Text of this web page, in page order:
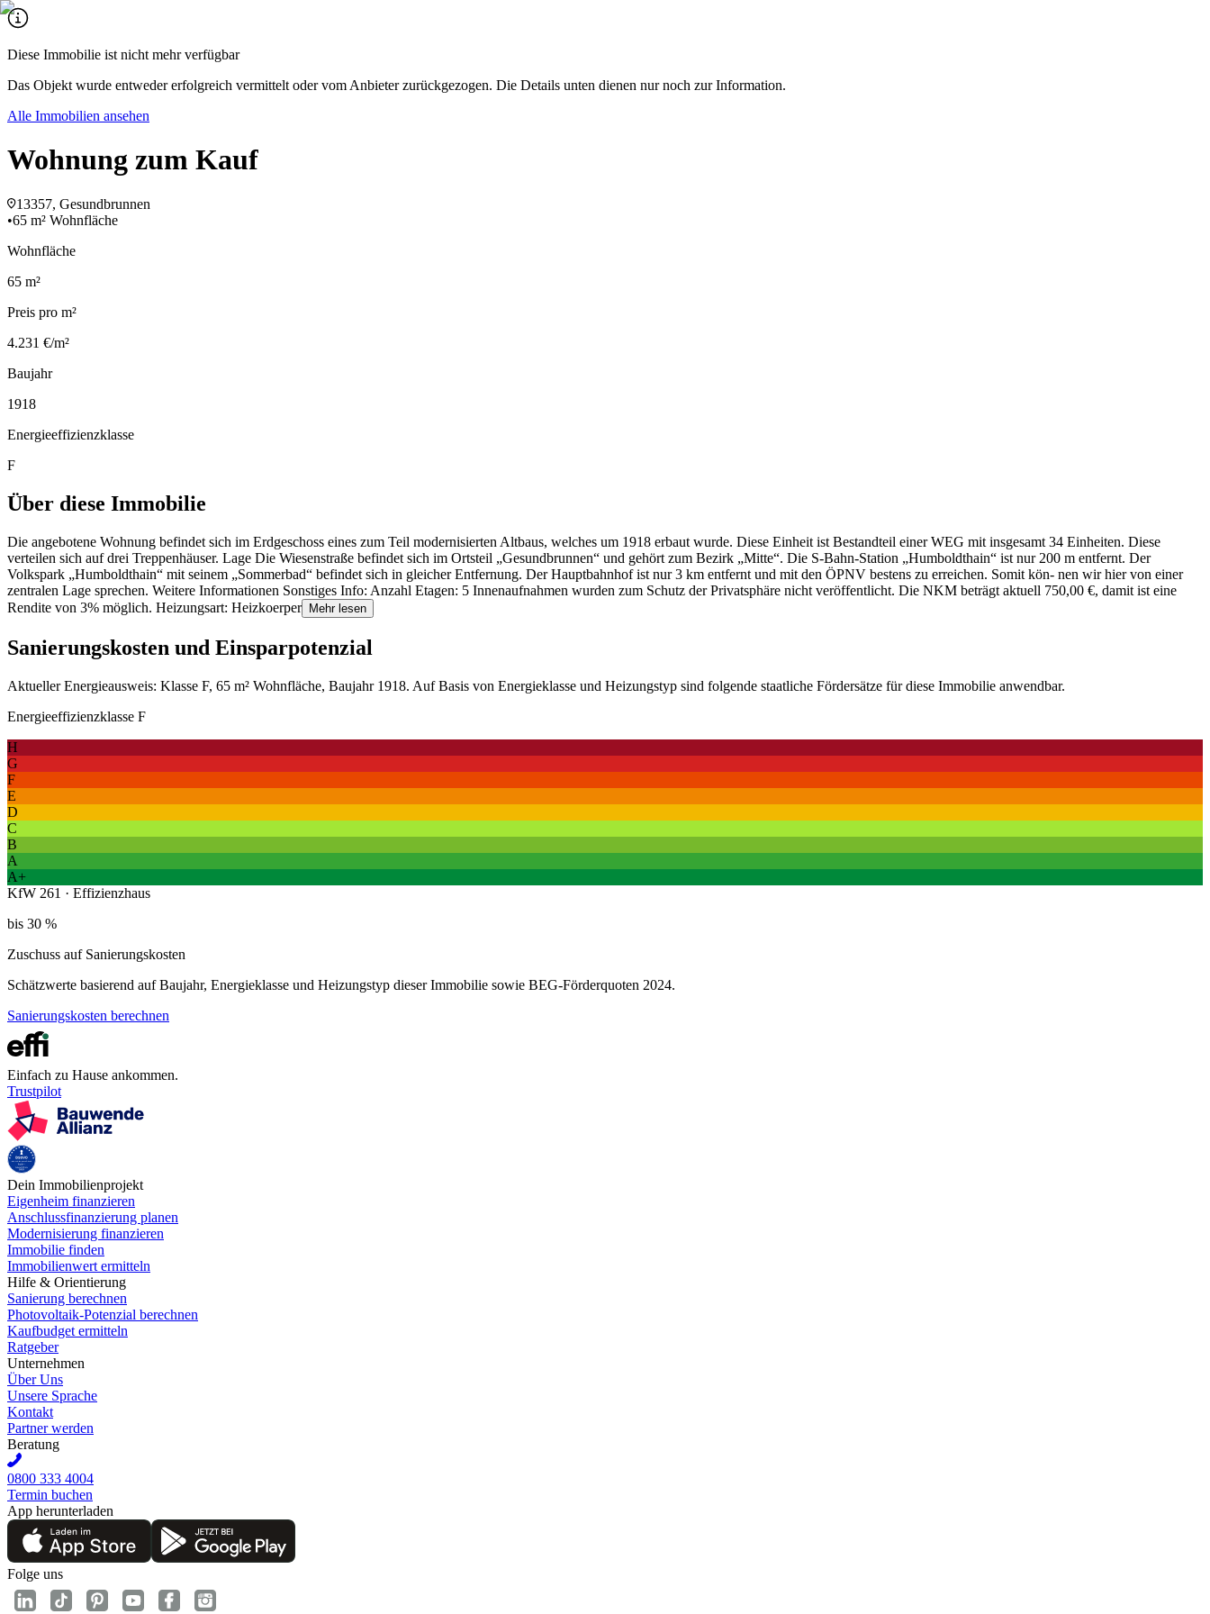
Diese Immobilie ist nicht mehr verfügbar
Das Objekt wurde entweder erfolgreich vermittelt oder vom Anbieter zurückgezogen. Die Details unten dienen nur noch zur Information.
Alle Immobilien ansehen
Wohnung zum Kauf
13357, Gesundbrunnen
•65 m² Wohnfläche
Wohnfläche
65 m²
Preis pro m²
4.231 €/m²
Baujahr
1918
Energieeffizienzklasse
F
Über diese Immobilie
Die angebotene Wohnung befindet sich im Erdgeschoss eines zum Teil modernisierten Altbaus, welches um 1918 erbaut wurde. Diese Einheit ist Bestandteil einer WEG mit insgesamt 34 Einheiten. Diese
verteilen sich auf drei Treppenhäuser. Lage Die Wiesenstraße befindet sich im Ortsteil „Gesundbrunnen“ und gehört zum Bezirk „Mitte“. Die S-Bahn-Station „Humboldthain“ ist nur 200 m entfernt. Der
Volkspark „Humboldthain“ mit seinem „Sommerbad“ befindet sich in gleicher Entfernung. Der Hauptbahnhof ist nur 3 km entfernt und mit den ÖPNV bestens zu erreichen. Somit kön- nen wir hier von einer
zentralen Lage sprechen. Weitere Informationen Sonstiges Info: Anzahl Etagen: 5 Innenaufnahmen wurden zum Schutz der Privatsphäre nicht veröffentlicht. Die NKM beträgt aktuell 750,00 €, damit ist eine
Rendite von 3% möglich. Heizungsart: Heizkoerper Mehr lesen
Sanierungskosten und Einsparpotenzial
Aktueller Energieausweis: Klasse F, 65 m² Wohnfläche, Baujahr 1918. Auf Basis von Energieklasse und Heizungstyp sind folgende staatliche Fördersätze für diese Immobilie anwendbar.
Energieeffizienzklasse F
H
G
F
E
D
C
B
A
A+
KfW 261 · Effizienzhaus
bis 30 %
Zuschuss auf Sanierungskosten
Schätzwerte basierend auf Baujahr, Energieklasse und Heizungstyp dieser Immobilie sowie BEG-Förderquoten 2024.
Sanierungskosten berechnen
Einfach zu Hause ankommen.
Trustpilot
Dein Immobilienprojekt
Eigenheim finanzieren
Anschlussfinanzierung planen
Modernisierung finanzieren
Immobilie finden
Immobilienwert ermitteln
Hilfe & Orientierung
Sanierung berechnen
Photovoltaik-Potenzial berechnen
Kaufbudget ermitteln
Ratgeber
Unternehmen
Über Uns
Unsere Sprache
Kontakt
Partner werden
Beratung
0800 333 4004
Termin buchen
App herunterladen
Folge uns